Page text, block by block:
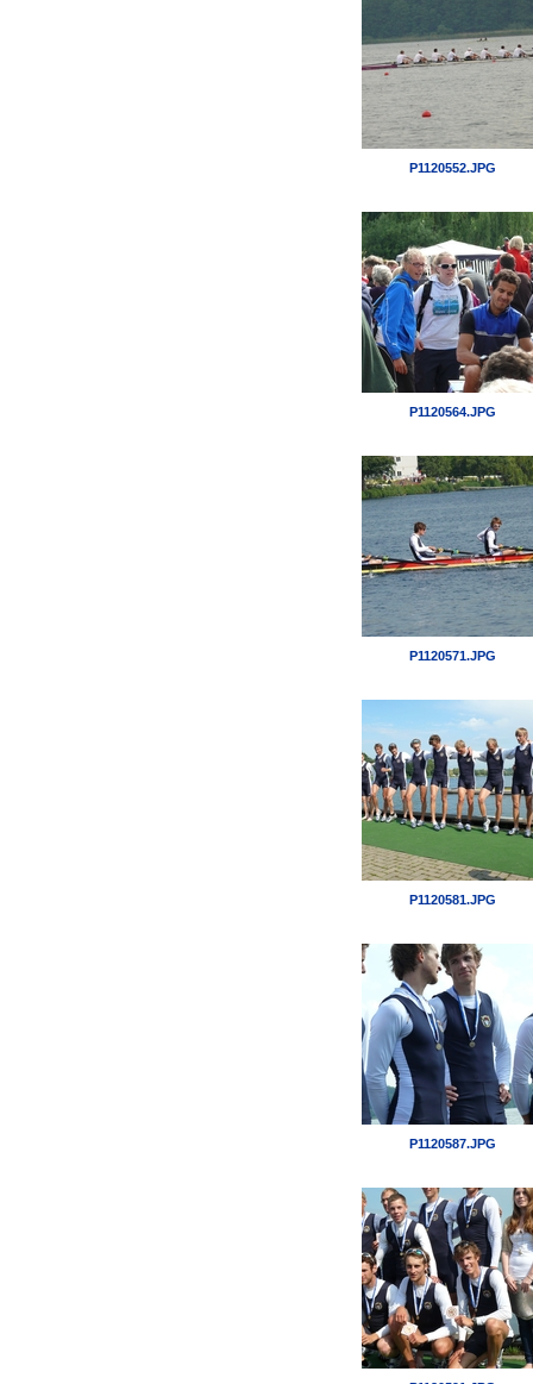
P1120552.JPG
P1120564.JPG
P1120571.JPG
P1120581.JPG
P1120587.JPG